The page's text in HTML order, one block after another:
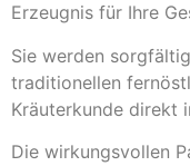
Erzeugnis für Ihre
Sie werden
traditionellen
Kräuterkunde direkt
Die wirkungsvollen